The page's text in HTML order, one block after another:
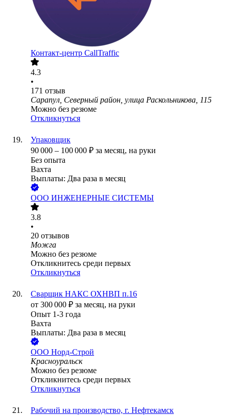
Контакт-центр CallTraffic
4.3
•
171 отзыв
Сарапул, Северный район, улица Раскольникова, 115
Можно без резюме
Откликнуться
Упаковщик
90 000 – 100 000 ₽ за месяц, на руки
Без опыта
Вахта
Выплаты: Два раза в месяц
ООО ИНЖЕНЕРНЫЕ СИСТЕМЫ
3.8
•
20 отзывов
Можга
Можно без резюме
Откликнитесь среди первых
Откликнуться
Сварщик НАКС ОХНВП п.16
от 300 000 ₽ за месяц, на руки
Опыт 1-3 года
Вахта
Выплаты: Два раза в месяц
ООО Норд-Строй
Красноуральск
Можно без резюме
Откликнитесь среди первых
Откликнуться
Рабочий на производство, г. Нефтекамск